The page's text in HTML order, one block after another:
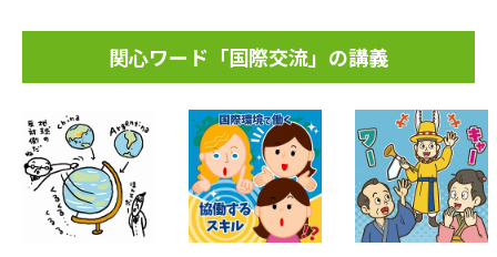
関心ワード「国際交流」の講義